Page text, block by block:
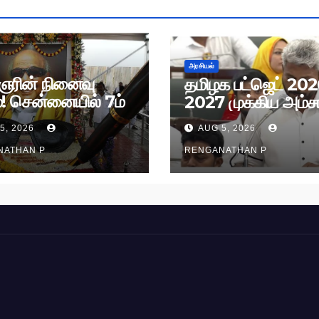
நினைவு
சென்னையில் 7ம்
அமைதிப் பேரணி!
2026
P
அரசியல்
தமிழக பட்ஜெட்
2027 முக்கிய
AUG 5, 2026
RENGANATHAN P